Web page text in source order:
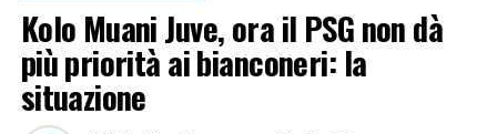
Kolo Muani Juve, ora il PSG non dà
più priorità ai bianconeri: la
situazione